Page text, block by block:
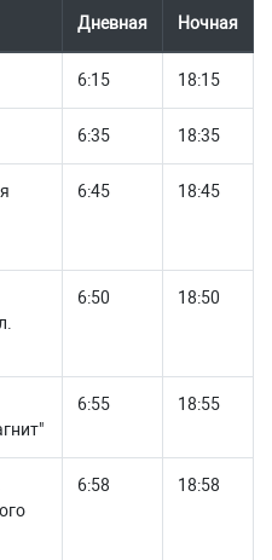
Дневная Ночная
6:15 18:15
6:35 18:35
6:45 18:45
6:50 18:50
6:55 18:55
6:58 18:58